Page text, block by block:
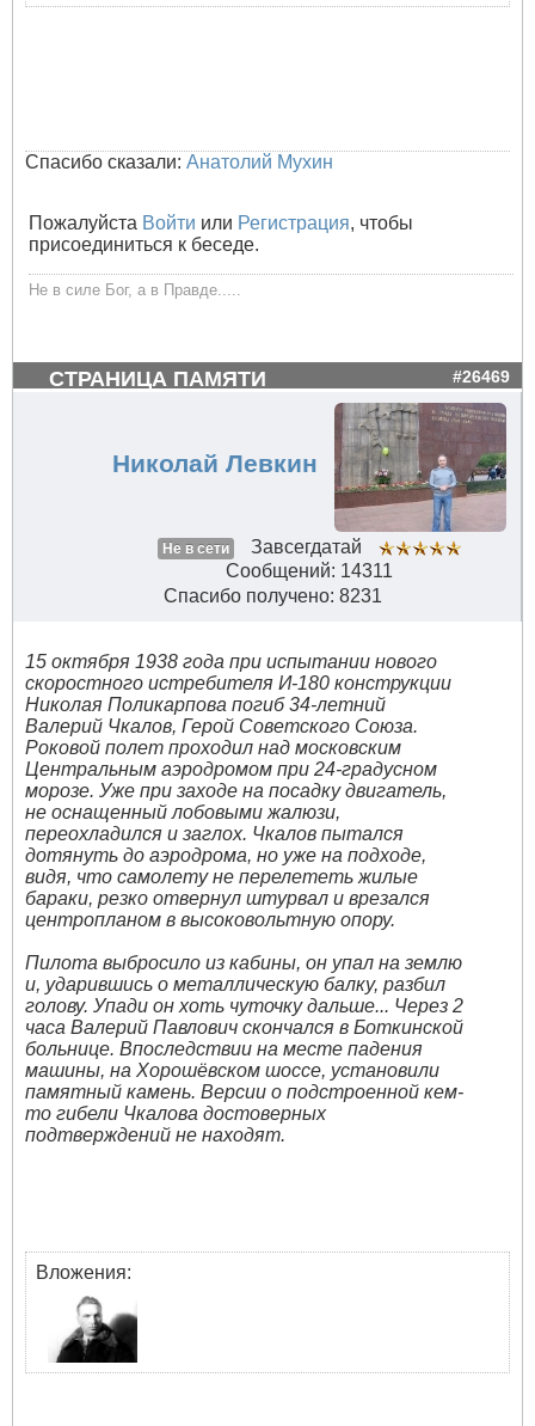
Спасибо сказали: Анатолий Мухин
Пожалуйста Войти или Регистрация, чтобы
присоединиться к беседе.
Не в силе Бог, а в Правде.....
СТРАНИЦА ПАМЯТИ #26469
Николай Левкин
Не в сети
Завсегдатай
Сообщений: 14311
Спасибо получено: 8231
15 октября 1938 года при испытании нового
скоростного истребителя И-180 конструкции
Николая Поликарпова погиб 34-летний
Валерий Чкалов, Герой Советского Союза.
Роковой полет проходил над московским
Центральным аэродромом при 24-градусном
морозе. Уже при заходе на посадку двигатель,
не оснащенный лобовыми жалюзи,
переохладился и заглох. Чкалов пытался
дотянуть до аэродрома, но уже на подходе,
видя, что самолету не перелететь жилые
бараки, резко отвернул штурвал и врезался
центропланом в высоковольтную опору.
Пилота выбросило из кабины, он упал на землю
и, ударившись о металлическую балку, разбил
голову. Упади он хоть чуточку дальше... Через 2
часа Валерий Павлович скончался в Боткинской
больнице. Впоследствии на месте падения
машины, на Хорошёвском шоссе, установили
памятный камень. Версии о подстроенной кем-
то гибели Чкалова достоверных
подтверждений не находят.
Вложения: